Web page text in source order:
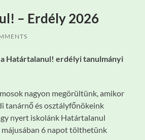
– Erdély 2026
Határtalanul! erdélyi tanulmányi
nagyon megörültünk, amikor
tanárnő és osztályfőnökeink
nyert iskolánk Határtalanul
májusában 6 napot tölthetünk